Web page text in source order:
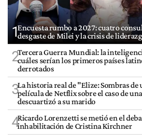
1Encuesta rumbo a 2027: cuatro
desgaste de Milei y la crisis de
2Tercera Guerra Mundial: la
cuáles serían los primeros países
derrotados
3La historia real de "Elize: Sombras
película de Netflix sobre el caso de
descuartizó a su marido
4Ricardo Lorenzetti se metió en el
inhabilitación de Cristina Kirchner